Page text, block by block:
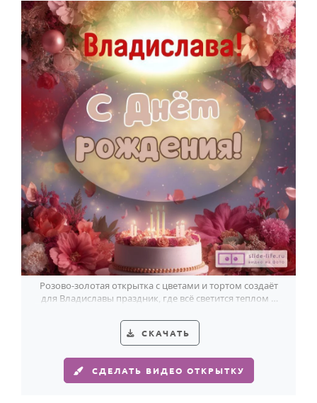
Розово-золотая открытка с цветами и тортом создаёт
для Владиславы праздник, где всё светится теплом и
СКАЧАТЬ
СДЕЛАТЬ ВИДЕО ОТКРЫТКУ